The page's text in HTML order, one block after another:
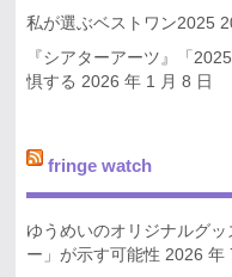
私が選ぶベストワン2025
『シアターアーツ』「
惧する 2026 年 1 月 8 日
fringe watch
ゆうめいのオリジナルグ
ー」が示す可能性 2026 年